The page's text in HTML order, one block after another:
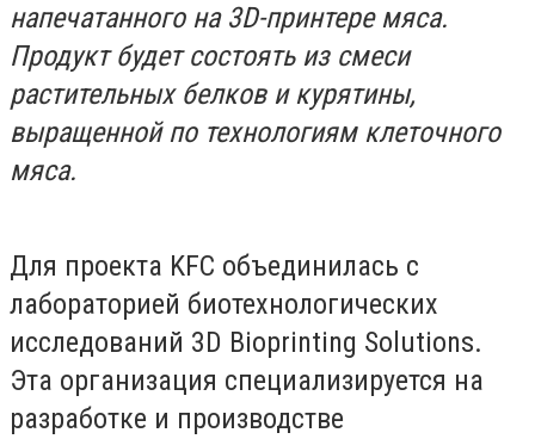
напечатанного на 3D-принтере мяса.
Продукт будет состоять из смеси
растительных белков и курятины,
выращенной по технологиям клеточного
мяса.
Для проекта KFC объединилась с
лабораторией биотехнологических
исследований 3D Bioprinting Solutions.
Эта организация специализируется на
разработке и производстве